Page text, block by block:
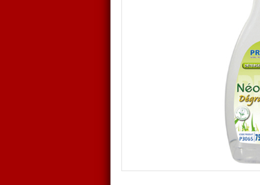
produit
surfaces: stratifié,
Nettoie en
agréable odeur
Les produits PRO
pétrochimique et